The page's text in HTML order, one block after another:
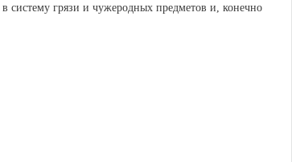
систему грязи и чужеродных предметов и, конечно